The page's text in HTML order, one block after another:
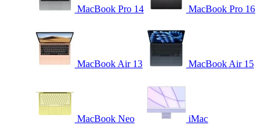
MacBook Pro 14 MacBook Pro 16
MacBook Air 13 MacBook Air 15
MacBook Neo iMac